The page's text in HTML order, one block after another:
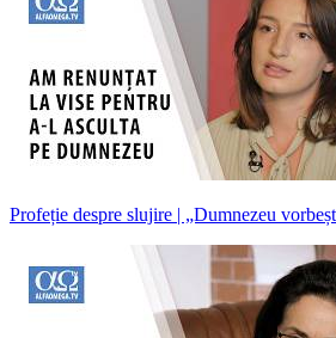
Profeție despre slujire | „Dumnezeu